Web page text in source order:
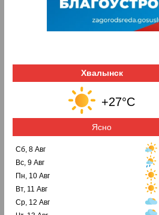
Хвалынск
+27°C
Ясно
Сб, 8 Авг
Вс, 9 Авг
Пн, 10 Авг
Вт, 11 Авг
Ср, 12 Авг